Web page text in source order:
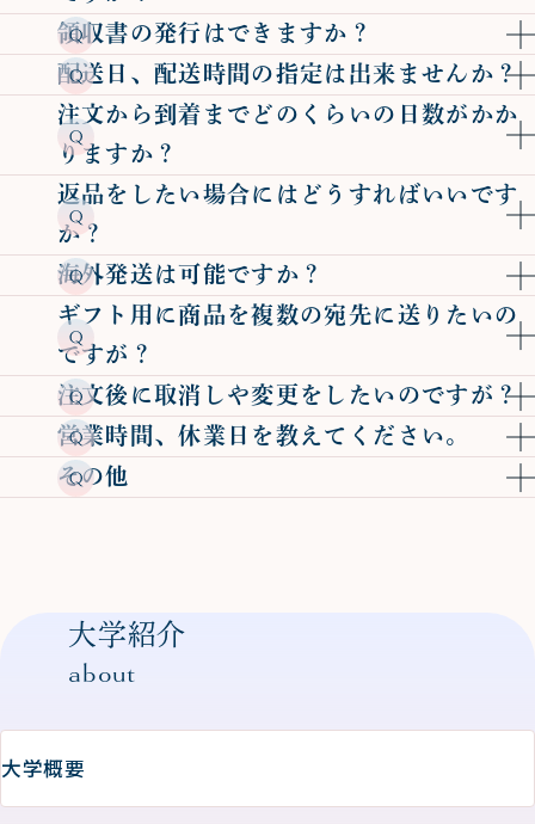
領収書の発行はできますか？
配送日、配送時間の指定は出来ませんか？
注文から到着までどのくらいの日数がかか
りますか？
返品をしたい場合にはどうすればいいです
か？
海外発送は可能ですか？
ギフト用に商品を複数の宛先に送りたいの
ですが？
注文後に取消しや変更をしたいのですが？
営業時間、休業日を教えてください。
その他
大学紹介
about
大学概要